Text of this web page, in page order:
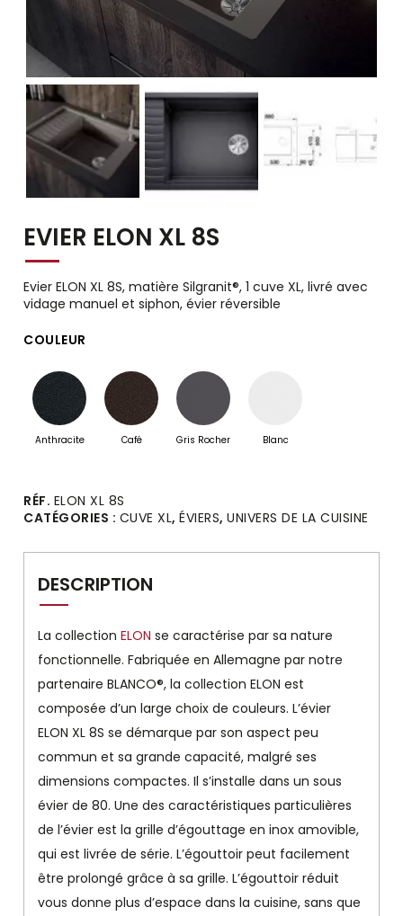
EVIER ELON XL 8S
Evier ELON XL 8S, matière Silgranit®, 1 cuve XL, livré avec
vidage manuel et siphon, évier réversible
COULEUR
Anthracite Café Gris Rocher Blanc
Alternative:
RÉF. ELON XL 8S
CATÉGORIES : CUVE XL,ÉVIERS,UNIVERS DE LA CUISINE
DESCRIPTION
La collectionELON se caractérise par sa nature
fonctionnelle. Fabriquée en Allemagne par notre
partenaire BLANCO®, la collection ELON est
composée d’un large choix de couleurs. L’évier
ELON XL 8S se démarque par son aspect peu
commun et sa grande capacité, malgré ses
dimensions compactes. Il s’installe dans un sous
évier de 80. Une des caractéristiques particulières
de l’évier est la grille d’égouttage en inox amovible,
qui est livrée de série. L’égouttoir peut facilement
être prolongé grâce à sa grille. L’égouttoir réduit
vous donne plus d’espace dans la cuisine, sans que